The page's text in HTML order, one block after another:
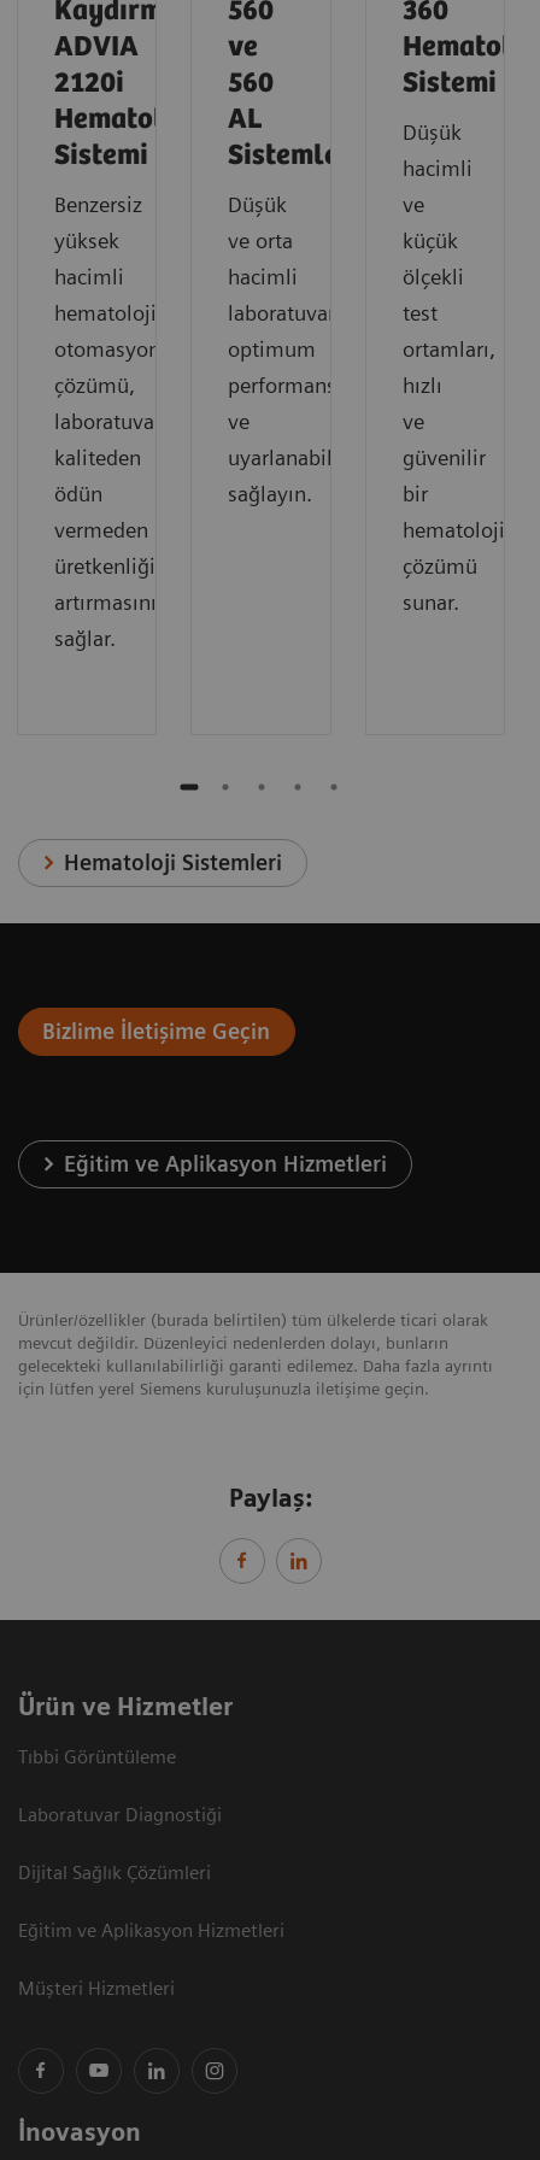
Kaydırmalı
ADVIA
2120i
Hematoloji
Sistemi
Benzersiz
yüksek
hacimli
hematoloji
otomasyon
çözümü,
laboratuvarların
kaliteden
ödün
vermeden
üretkenliği
artırmasını
sağlar.
560
ve
560
AL
Sistemleri
Düşük
ve orta
hacimli
laboratuvarlara
optimum
performans
ve
uyarlanabilirlik
sağlayın.
360
Sistemi
Düşük
hacimli
ve
küçük
ölçekli
test
ortamları,
hızlı
ve
güvenilir
bir
hematoloji
çözümü
sunar.
Hematoloji Sistemleri
Bizlime İletişime Geçin
Eğitim ve Aplikasyon Hizmetleri
Ürünler/özellikler (burada belirtilen) tüm ülkelerde ticari olarak
mevcut değildir. Düzenleyici nedenlerden dolayı, bunların
gelecekteki kullanılabilirliği garanti edilemez. Daha fazla ayrıntı
için lütfen yerel Siemens kuruluşunuzla iletişime geçin.
Paylaş:
Ürün ve Hizmetler
Tıbbi Görüntüleme
Laboratuvar Diagnostiği
Dijital Sağlık Çözümleri
Eğitim ve Aplikasyon Hizmetleri
Müşteri Hizmetleri
İnovasyon